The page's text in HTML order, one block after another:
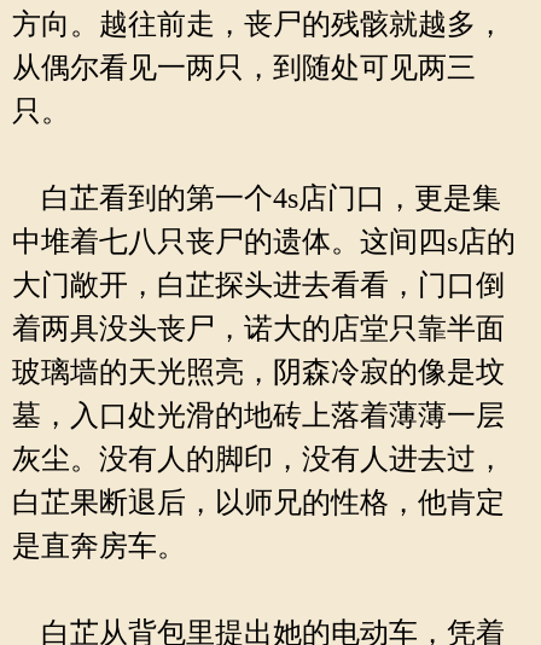
方向。越往前走，丧尸的残骸就越多，
从偶尔看见一两只，到随处可见两三
只。
白芷看到的第一个4s店门口，更是集
中堆着七八只丧尸的遗体。这间四s店的
大门敞开，白芷探头进去看看，门口倒
着两具没头丧尸，诺大的店堂只靠半面
玻璃墙的天光照亮，阴森冷寂的像是坟
墓，入口处光滑的地砖上落着薄薄一层
灰尘。没有人的脚印，没有人进去过，
白芷果断退后，以师兄的性格，他肯定
是直奔房车。
白芷从背包里提出她的电动车，凭着